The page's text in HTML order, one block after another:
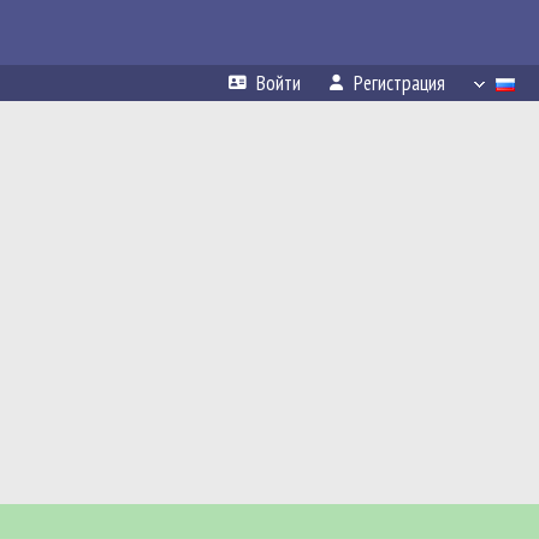
Войти Регистрация